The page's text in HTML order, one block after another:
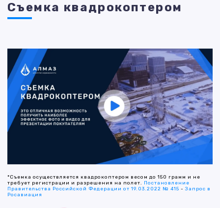
Съемка квадрокоптером
*Съемка осуществляется квадрокоптером весом до 150 грамм и не
требует регистрации и разрешения на полет. Постановление
Правительства Российской Федерации от 19.03.2022 № 415 -Запрос в
Росавиация